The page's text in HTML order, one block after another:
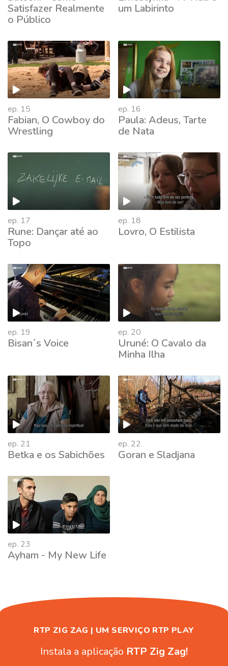
Satisfazer Realmente
o Público
um Labirinto
ep. 15
Fabian, O Cowboy do
Wrestling
ep. 16
Paula: Adeus, Tarte
de Nata
ep. 17
Rune: Dançar até ao
Topo
ep. 18
Lovro, O Estilista
ep. 19
Bisan´s Voice
ep. 20
Uruné: O Cavalo da
Minha Ilha
ep. 21
Betka e os Sabichões
ep. 22
Goran e Sladjana
ep. 23
Ayham - My New Life
402423
RTP ZIG ZAG | UM SERVIÇO RTP PLAY
Instala a aplicação RTP Zig Zag!